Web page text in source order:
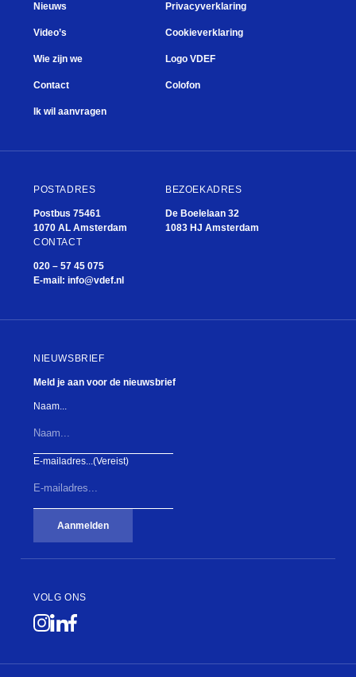
Nieuws
Video’s
Wie zijn we
Contact
Ik wil aanvragen
Privacyverklaring
Cookieverklaring
Logo VDEF
Colofon
POSTADRES
Postbus 75461
1070 AL Amsterdam
BEZOEKADRES
De Boelelaan 32
1083 HJ Amsterdam
CONTACT
020 – 57 45 075
E-mail: info@vdef.nl
NIEUWSBRIEF
Meld je aan voor de nieuwsbrief
Naam...
E-mailadres...(Vereist)
Aanmelden
VOLG ONS